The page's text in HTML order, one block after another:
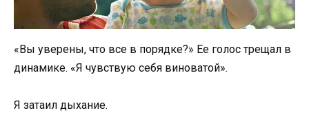
«Вы уверены, что все в порядке?» Ее голос трещал в
динамике. «Я чувствую себя виноватой».
Я затаил дыхание.